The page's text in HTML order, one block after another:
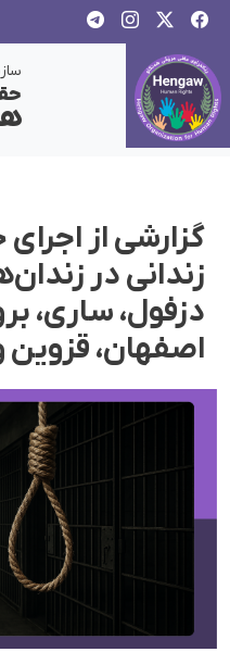
زندانی در
دزفول، ساری،
اصفهان، قزوین